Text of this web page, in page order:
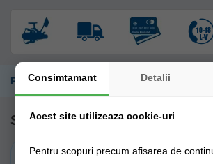
Pescuit la Stationar
Subcategorii
Lansete Bolognese
Consimtamant Detalii
Acest site utilizeaza cookie-uri
Pentru scopuri precum afisarea de